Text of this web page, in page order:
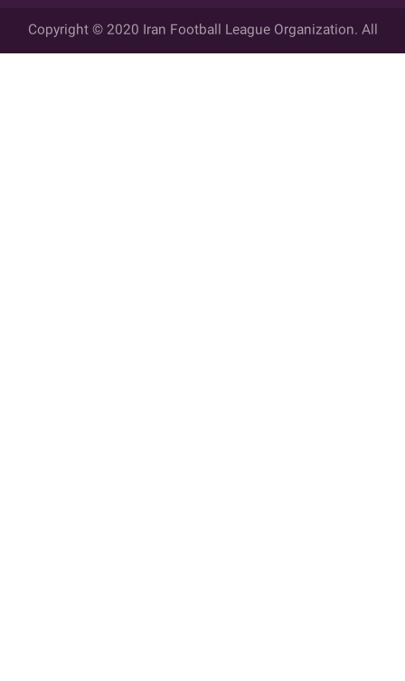
Copyright © 2020 Iran Football League Organization. All